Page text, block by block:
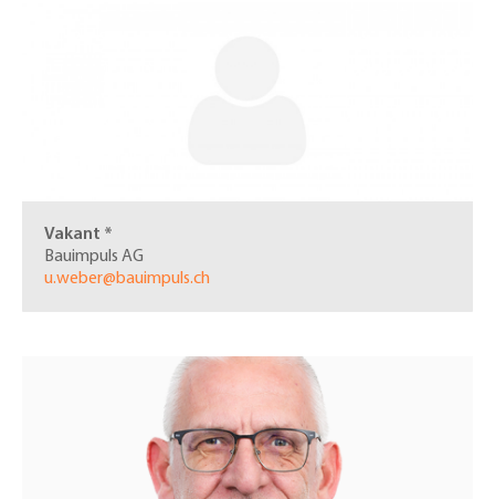
Vakant *
Bauimpuls AG
u.weber@bauimpuls.ch